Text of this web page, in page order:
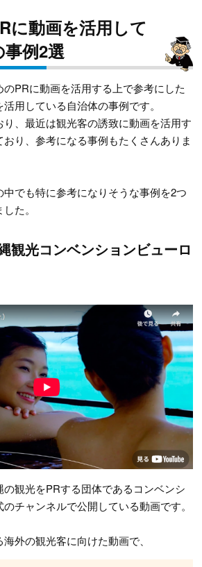
に動画を活用して
例2選
PRに動画を活用する上で参考にした
用している自治体の事例です。
、最近は観光客の誘致に動画を活用す
り、参考になる事例もたくさんありま
でも特に参考になりそうな事例を2つ
た。
観光コンベンションビューロ
の観光をPRする団体であるコンベンシ
チャンネルで公開している動画です。
外の観光客に向けた動画で、